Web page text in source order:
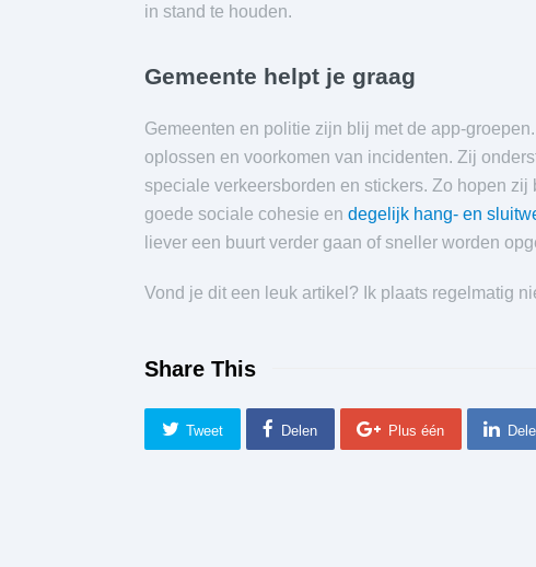
in stand te houden.
Gemeente helpt je graag
Gemeenten en politie zijn blij met de app-
oplossen en voorkomen van incidenten. Zij
speciale verkeersborden en stickers. Zo hopen
goede sociale cohesie en degelijk hang- en
liever een buurt verder gaan of sneller worden
Vond je dit een leuk artikel? Ik plaats regelmatig
Share This
Tweet Delen Plus één